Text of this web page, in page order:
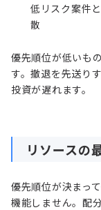
低リスク案件
散
優先順位が低いも
す。撤退を先送り
投資が遅れます。
リソースの
優先順位が決まっ
機能しません。配